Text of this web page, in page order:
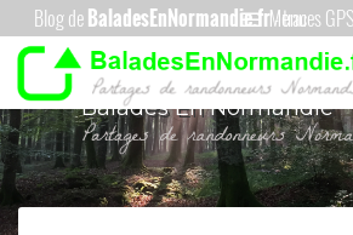
Aller
au
contenu
Menu
Balades En Normandie